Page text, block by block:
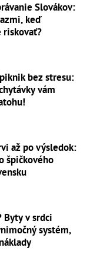
Slovákov:
keď
riskovať?
bez stresu:
vám
až po výsledok:
špičkového
v srdci
systém,